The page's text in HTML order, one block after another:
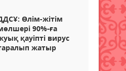
Өлім-жітім
90%-ға
қауіпті вирус
жатыр